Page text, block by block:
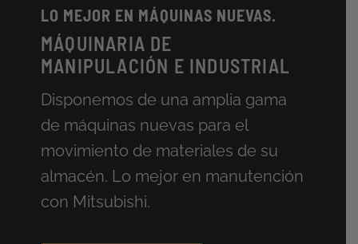
LO MEJOR EN MÁQUINAS NUEVAS.
MÁQUINARIA DE
MANIPULACIÓN E INDUSTRIAL
Disponemos de una amplia gama
de máquinas nuevas para el
movimiento de materiales de su
almacén. Lo mejor en manutención
con Mitsubishi.